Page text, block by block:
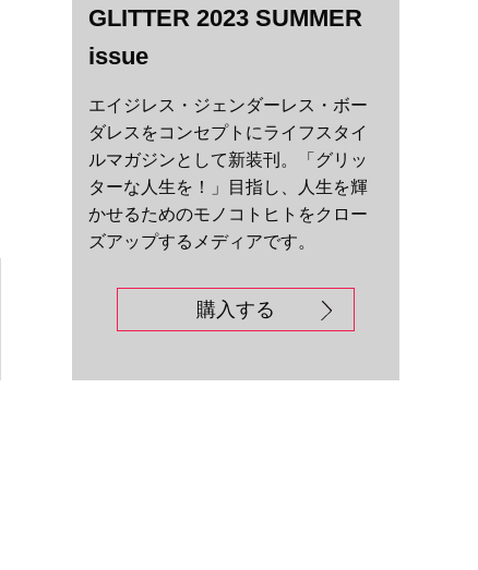
GLITTER 2023 SUMMER
issue
エイジレス・ジェンダーレス・ボー
ダレスをコンセプトにライフスタイ
ルマガジンとして新装刊。「グリッ
ターな人生を！」目指し、人生を輝
かせるためのモノコトヒトをクロー
ズアップするメディアです。
購入する